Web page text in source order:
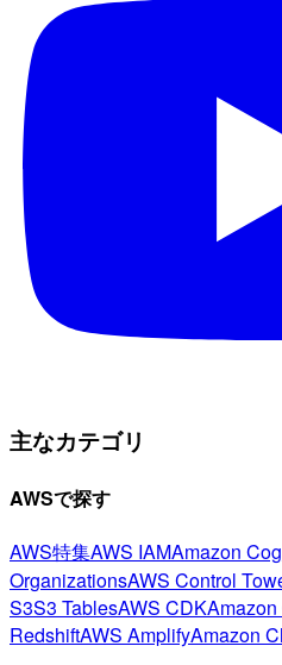
主なカテゴリ
AWSで探す
AWS特集AWS IAMAmazon
OrganizationsAWS Control
S3S3 TablesAWS CDK
RedshiftAWS AmplifyAmazon